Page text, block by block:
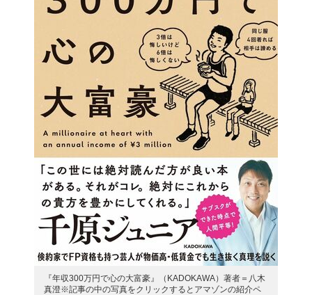
『年収300万円で心の大富豪』（KADOKAWA）著者＝八木
真澄※記事の中の写真をクリックするとアマゾンの紹介ペ